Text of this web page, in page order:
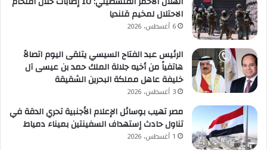
الاحتلال لمخيم قلنديا
6 أغسطس، 2026
الرئيس عبد الفتاح السيسي يتلقى اليوم اتصالاً
هاتفياً من أخيه جلالة الملك حمد بن عيسى آل
خليفة عاهل مملكة البحرين الشقيقة
3 أغسطس، 2026
مصر تهيب بوسائل الإعلام الأجنبية تحري الدقة في
تناول حادث إستهداف السفينتين بميناء دمياط
1 أغسطس، 2026